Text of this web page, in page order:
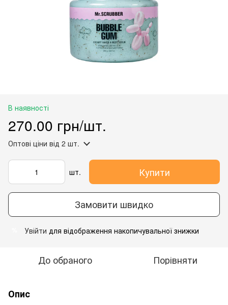
В наявності
270.00 грн/шт.
Оптові ціни від 2 шт.
шт. Купити
Замовити швидко
Увійти для відображення накопичувальної знижки
До обраного Порівняти
Опис